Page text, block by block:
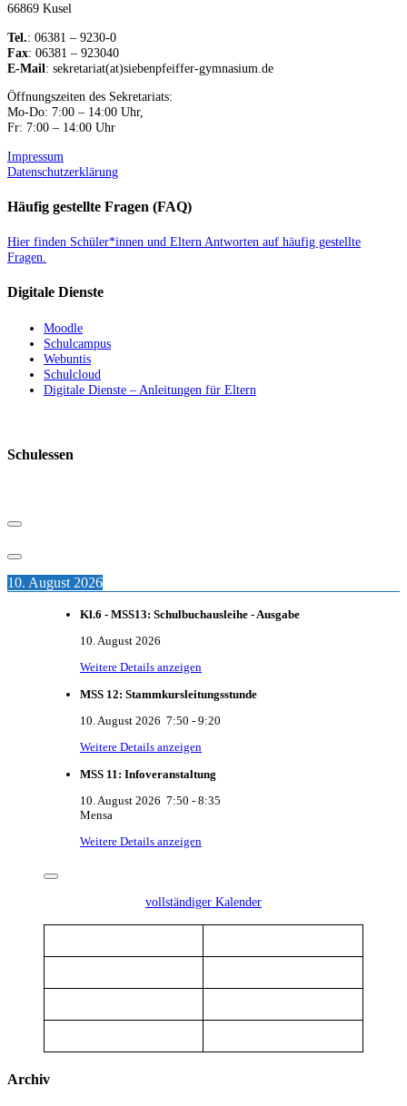
66869 Kusel
Tel.: 06381 – 9230-0
Fax: 06381 – 923040
E-Mail: sekretariat(at)siebenpfeiffer-gymnasium.de
Öffnungszeiten des Sekretariats:
Mo-Do: 7:00 – 14:00 Uhr,
Fr: 7:00 – 14:00 Uhr
Impressum
Datenschutzerklärung
Häufig gestellte Fragen (FAQ)
Hier finden Schüler*innen und Eltern Antworten auf häufig gestellte
Fragen.
Digitale Dienste
Moodle
Schulcampus
Webuntis
Schulcloud
Digitale Dienste – Anleitungen für Eltern
Schulessen
10. August 2026
Kl.6 - MSS13: Schulbuchausleihe - Ausgabe
10. August 2026
Weitere Details anzeigen
MSS 12: Stammkursleitungsstunde
10. August 2026 7:50 - 9:20
Weitere Details anzeigen
MSS 11: Infoveranstaltung
10. August 2026 7:50 - 8:35
Mensa
Weitere Details anzeigen
vollständiger Kalender
Archiv